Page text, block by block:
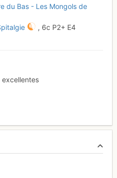
du Bas - Les Mongols de
, 6c P2+ E4
excellentes